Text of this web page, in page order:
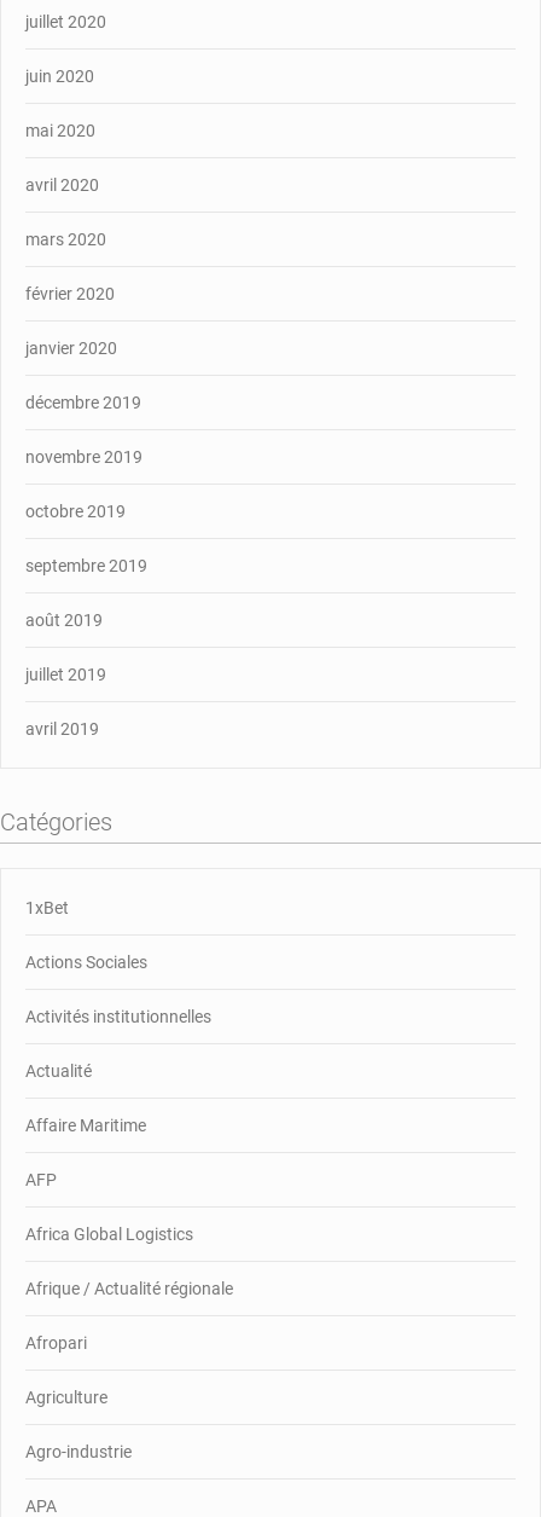
juillet 2020
juin 2020
mai 2020
avril 2020
mars 2020
février 2020
janvier 2020
décembre 2019
novembre 2019
octobre 2019
septembre 2019
août 2019
juillet 2019
avril 2019
Catégories
1xBet
Actions Sociales
Activités institutionnelles
Actualité
Affaire Maritime
AFP
Africa Global Logistics
Afrique / Actualité régionale
Afropari
Agriculture
Agro-industrie
APA